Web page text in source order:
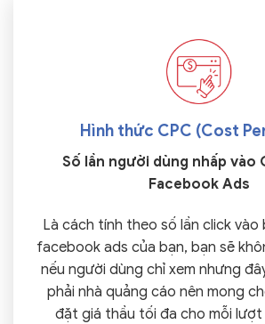
Hình thức CPC (Cost
Số lần người dùng nhấp vào
Facebook Ads
Là cách tính theo số lần click vào
facebook ads của bạn, bạn sẽ
nếu người dùng chỉ xem nhưng
phải nhà quảng cáo nên mong
đặt giá thầu tối đa cho mỗi lượt